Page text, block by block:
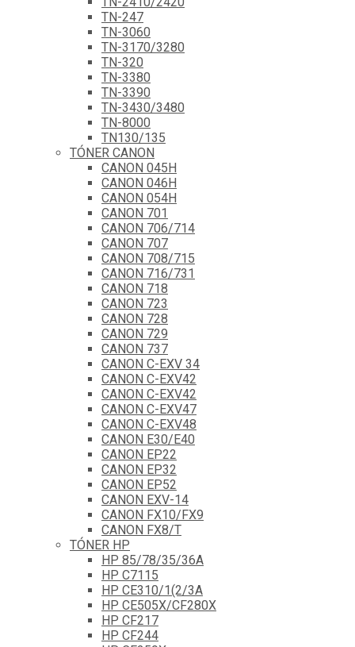
TN-247
TN-3060
TN-3170/3280
TN-320
TN-3380
TN-3390
TN-3430/3480
TN-8000
TN130/135
TÓNER CANON
CANON 045H
CANON 046H
CANON 054H
CANON 701
CANON 706/714
CANON 707
CANON 708/715
CANON 716/731
CANON 718
CANON 723
CANON 728
CANON 729
CANON 737
CANON C-EXV 34
CANON C-EXV42
CANON C-EXV42
CANON C-EXV47
CANON C-EXV48
CANON E30/E40
CANON EP22
CANON EP32
CANON EP52
CANON EXV-14
CANON FX10/FX9
CANON FX8/T
TÓNER HP
HP 85/78/35/36A
HP C7115
HP CE310/1(2/3A
HP CE505X/CF280X
HP CF217
HP CF244